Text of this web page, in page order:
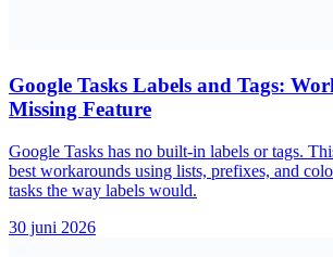
Google Tasks Labels and Tags:
Missing Feature
Google Tasks has no built-in labels or tags.
best workarounds using lists, prefixes, and
tasks the way labels would.
30 juni 2026